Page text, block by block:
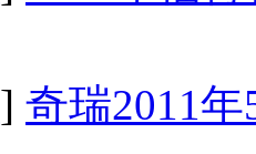
] 奇瑞2011